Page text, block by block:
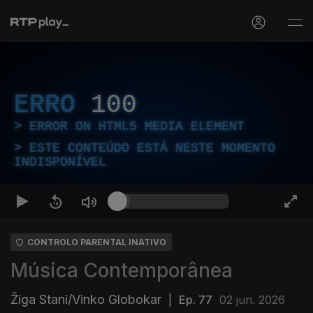
ERRO 100
ERROR ON HTML5 MEDIA ELEMENT
ESTE CONTEÚDO ESTÁ NESTE MOMENTO
INDISPONÍVEL
CONTROLO PARENTAL INATIVO
Música Contemporânea
Žiga Stani/Vinko Globokar Ep. 77 02 jun. 2026